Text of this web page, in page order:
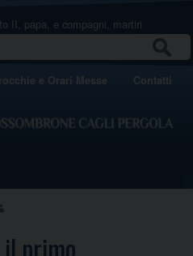
II, papa, e compagni, martiri
e Orari Messe Contatti
il primo